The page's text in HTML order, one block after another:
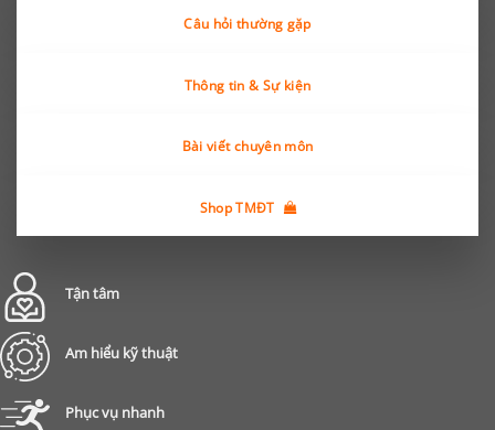
Câu hỏi thường gặp
Thông tin & Sự kiện
Bài viết chuyên môn
Shop TMĐT
Tận tâm
Am hiểu kỹ thuật
Phục vụ nhanh